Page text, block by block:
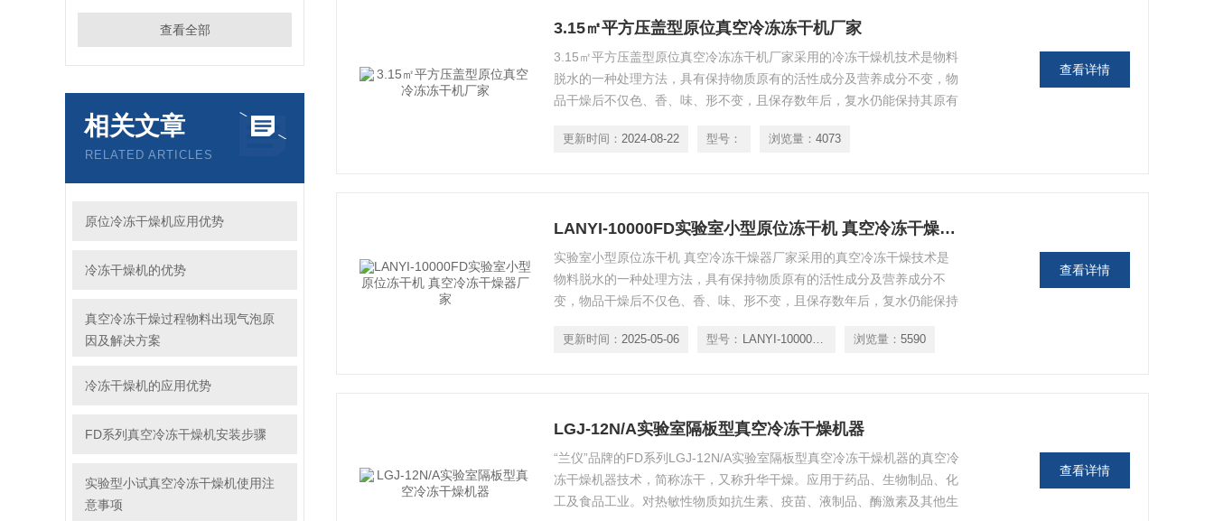
查看全部
相关文章
RELATED ARTICLES
原位冷冻干燥机应用优势
冷冻干燥机的优势
真空冷冻干燥过程物料出现气泡原
因及解决方案
冷冻干燥机的应用优势
FD系列真空冷冻干燥机安装步骤
实验型小试真空冷冻干燥机使用注
意事项
3.15㎡平方压盖型原位真空冷冻冻干机厂家
3.15㎡平方压盖型原位真空冷冻冻干机厂家采用的冷冻干燥机技术是物料
脱水的一种处理方法，具有保持物质原有的活性成分及营养成分不变，物
品干燥后不仅色、香、味、形不变，且保存数年后，复水仍能保持其原有
品、特色食品等行业。适用于原料药，中药饮片，生物，野生蔬菜，脱水
更新时间： 2024-08-22 型号： 浏览量： 4073
查看详情
LANYI-10000FD实验室小型原位冻干机 真空冷冻干燥器厂家
实验室小型原位冻干机 真空冷冻干燥器厂家采用的真空冷冻干燥技术是
物料脱水的一种处理方法，具有保持物质原有的活性成分及营养成分不
变，物品干燥后不仅色、香、味、形不变，且保存数年后，复水仍能保持
保健品、特色食品等行业。适用于原料药，中药饮片，生物，野生蔬菜，
更新时间： 2025-05-06 型号： LANYI-10000FD 浏览量： 5590
查看详情
LGJ-12N/A实验室隔板型真空冷冻干燥机器
“兰仪”品牌的FD系列LGJ-12N/A实验室隔板型真空冷冻干燥机器的真空冷
冻干燥机器技术，简称冻干，又称升华干燥。应用于药品、生物制品、化
工及食品工业。对热敏性物质如抗生素、疫苗、液制品、酶激素及其他生
查看详情